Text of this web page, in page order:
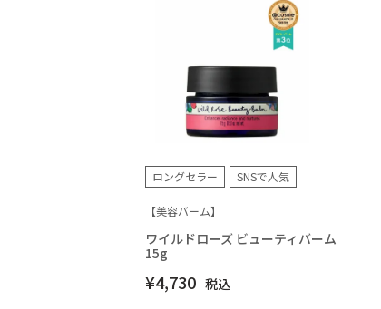
ロングセラー SNSで人気
【美容バーム】
ワイルドローズ ビューティバーム
15g
¥4,730 税込